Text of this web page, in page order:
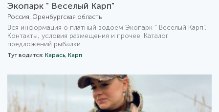
Экопарк " Веселый Карп"
Россия, Оренбургская область
Вся информация о платный водоем Экопарк " Веселый Карп".
Контакты, условия размещения и прочее. Каталог
предложений рыбалки .
Тут водится: Карась, Карп